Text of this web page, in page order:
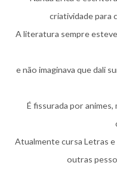
criatividade para
A literatura sempre
e não imaginava que dali
É fissurada por animes,
Atualmente cursa Letras
outras